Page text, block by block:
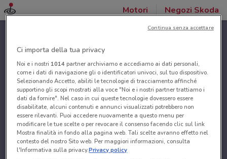
Motori Negozi Skoda
Ci importa della tua privacy
Noi e i nostri 1014partner archiviamo e accediamo ai dati personali,
come i dati di navigazione gli o identificatori univoci, sul tuo dispositivo.
Selezionando Accetto, abiliti le tecnologie di tracciamento affinché
supportino gli scopi mostrati alla voce "Noi e i nostri partner trattiamo i
dati da fornire". Nel caso in cui queste tecnologie dovessero essere
disabilitate, alcuni contenuti e annunci visualizzati potrebbero non
essere rilevanti. Puoi accedere nuovamente a questo menu per
modificare le tue scelte o per revocare il consenso facendo clic sul link
Mostra finalità in fondo alla pagina web. Tali scelte avranno effetto nel
contesto del nostro Sito web. Per maggiori informazioni, consulta
l'Informativa sulla privacy.Privacy policy
Continua senza accettare